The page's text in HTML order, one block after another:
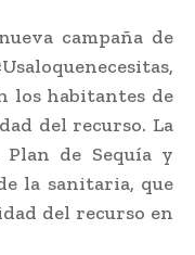
campaña de
los habitantes de
del recurso. La
de Sequía y
la sanitaria, que
del recurso en